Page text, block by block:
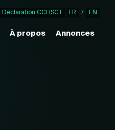
Déclaration CCHSCT FR / EN
À propos Annonces